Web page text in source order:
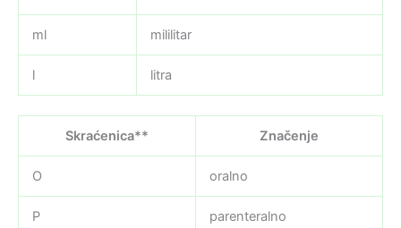
ml mililitar
l litra
Skraćenica** Značenje
O oralno
P parenteralno